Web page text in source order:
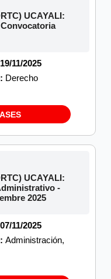
UCAYALI:
11/2025
Derecho
UCAYALI:
-
2025
11/2025
Administración,